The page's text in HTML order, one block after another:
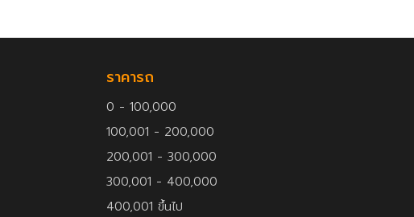
ราคารถ
0 - 100,000
100,001 - 200,000
200,001 - 300,000
300,001 - 400,000
400,001 ขึ้นไป